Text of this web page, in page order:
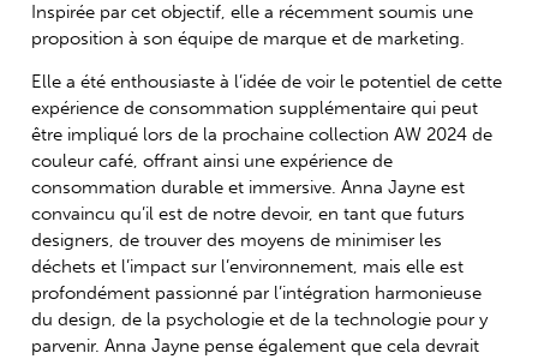
Inspirée par cet objectif, elle a récemment soumis une
proposition à son équipe de marque et de marketing.
Elle a été enthousiaste à l’idée de voir le potentiel de cette
expérience de consommation supplémentaire qui peut
être impliqué lors de la prochaine collection AW 2024 de
couleur café, offrant ainsi une expérience de
consommation durable et immersive. Anna Jayne est
convaincu qu’il est de notre devoir, en tant que futurs
designers, de trouver des moyens de minimiser les
déchets et l’impact sur l’environnement, mais elle est
profondément passionné par l’intégration harmonieuse
du design, de la psychologie et de la technologie pour y
parvenir. Anna Jayne pense également que cela devrait